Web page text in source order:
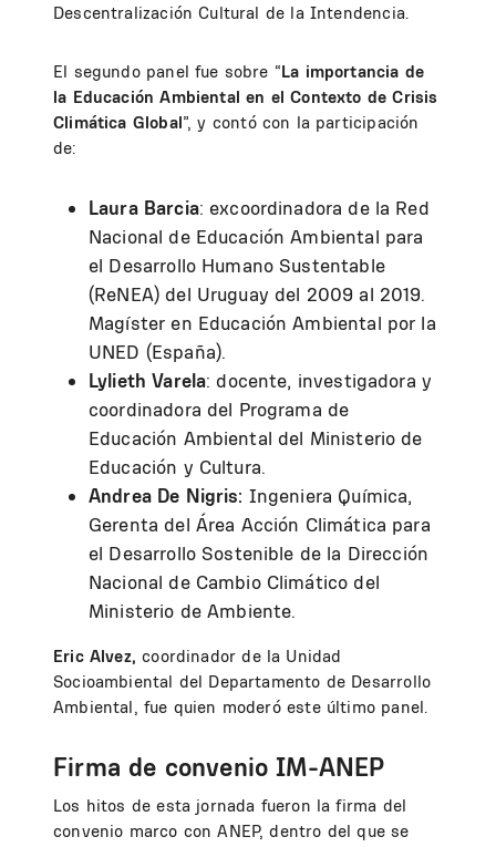
Descentralización Cultural de la Intendencia.
El segundo panel fue sobre “La importancia de
la Educación Ambiental en el Contexto de Crisis
Climática Global”, y contó con la participación
de:
Laura Barcia: excoordinadora de la Red
Nacional de Educación Ambiental para
el Desarrollo Humano Sustentable
(ReNEA) del Uruguay del 2009 al 2019.
Magíster en Educación Ambiental por la
UNED (España).
Lylieth Varela: docente, investigadora y
coordinadora del Programa de
Educación Ambiental del Ministerio de
Educación y Cultura.
Andrea De Nigris: Ingeniera Química,
Gerenta del Área Acción Climática para
el Desarrollo Sostenible de la Dirección
Nacional de Cambio Climático del
Ministerio de Ambiente.
Eric Alvez,coordinador de la Unidad
Socioambiental del Departamento de Desarrollo
Ambiental, fue quien moderó este último panel.
Firma de convenio IM-ANEP
Los hitos de esta jornada fueron la firma del
convenio marco con ANEP, dentro del que se